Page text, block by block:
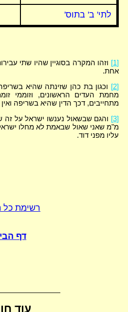
לתי' ב' בתוס'
[1]
וזהו המקרה בסוגיין שהיו שתי
אחת.
[2]
וכגון בת כהן שזינתה שהיא
מחמת העדים הראשונים, וזוממי
מתחייבים, דכך הדין שהיא בשריפה
[3]
והגם שבשאול נענשו ישראל על זה
מ"מ שאני שאול שבאמת לא מחלו
עליו מפני דוד.
רשימת כל
דף
עוד